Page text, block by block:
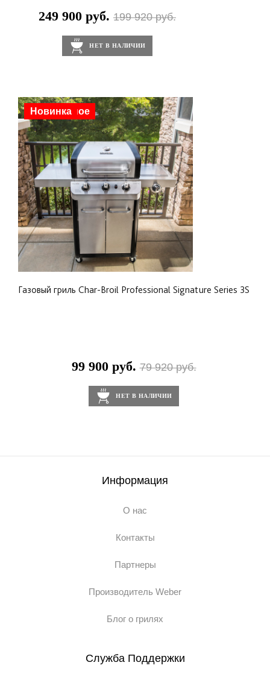
249 900 руб. 199 920 руб.
НЕТ В НАЛИЧИИ
Скидка
Популярное
Новинка
Газовый гриль Char-Broil Professional Signature Series 3S
99 900 руб.79 920 руб.
НЕТ В НАЛИЧИИ
Информация
О нас
Контакты
Партнеры
Производитель Weber
Блог о грилях
Служба Поддержки